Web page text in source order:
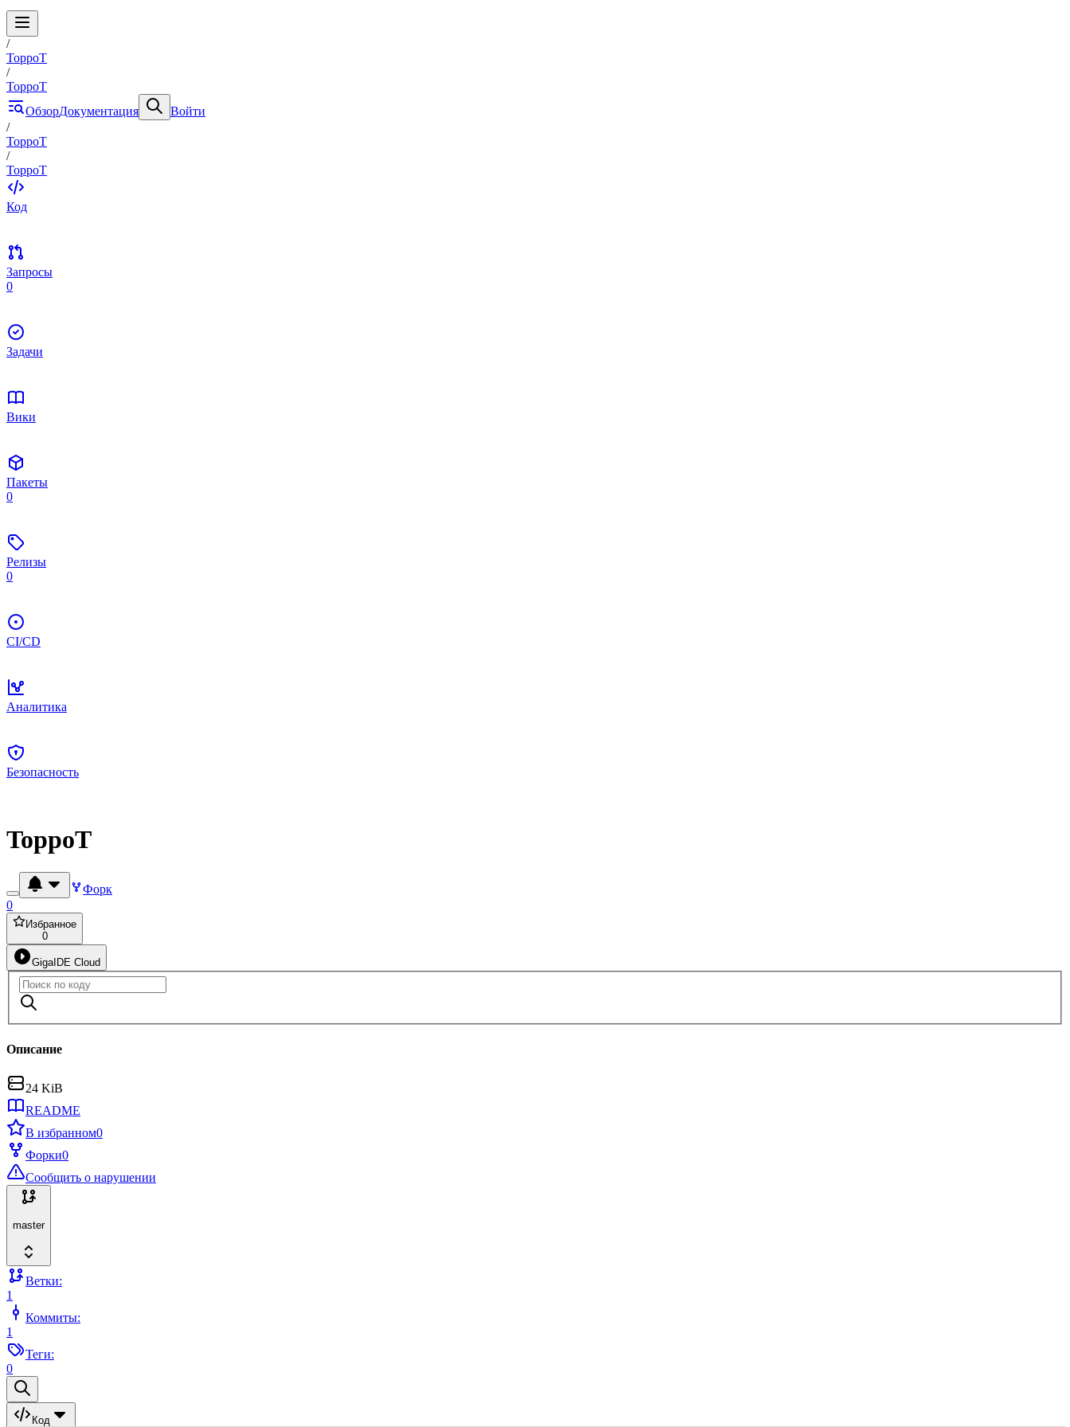
/
ToppoT
/
ToppoT
ОбзорДокументация
Войти
/
ToppoT
/
ToppoT
Код
Запросы
0
Задачи
Вики
Пакеты
0
Релизы
0
CI/CD
Аналитика
Безопасность
ToppoT
Форк
0
Избранное
0
GigaIDE Cloud
Описание
24 KiB
README
В избранном0
Форки0
Сообщить о нарушении
master
Ветки:
1
Коммиты:
1
Теги:
0
Код